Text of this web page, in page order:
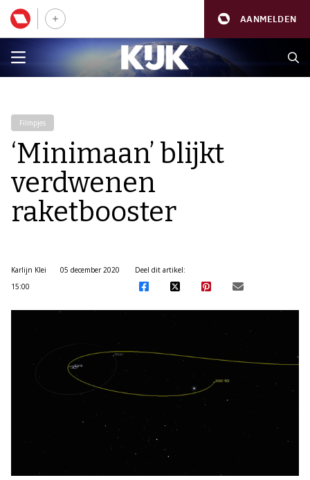
AANMELDEN
Filmpjes
‘Minimaan’ blijkt
verdwenen
raketbooster
Karlijn Klei
05 december 2020
15:00
Deel dit artikel: